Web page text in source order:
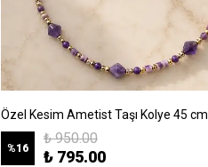
Özel Kesim Ametist Taşı Kolye 45 cm
%16
₺ 950.00
₺ 795.00